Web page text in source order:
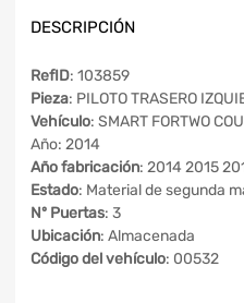
DESCRIPCIÓN
RefID: 103859
Pieza: PILOTO TRASERO
Vehículo: SMART FORTWO
Año: 2014
Año fabricación: 2014 2015
Estado: Material de segunda
Nº Puertas: 3
Ubicación: Almacenada
Código del vehículo: 00532